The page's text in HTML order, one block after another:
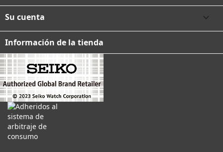
Su cuenta 
Información de la tienda